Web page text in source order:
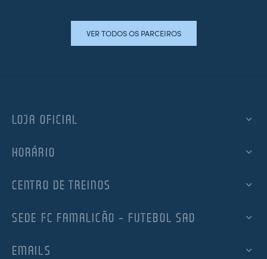
VER TODOS OS PARCEIROS
LOJA OFICIAL
HORÁRIO
CENTRO DE TREINOS
SEDE FC FAMALICÃO – FUTEBOL SAD
EMAILS